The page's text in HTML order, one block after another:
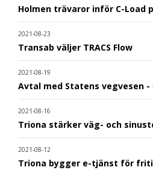
Holmen trävaror inför C-Load
2021-08-23
Transab väljer TRACS Flow
2021-08-19
Avtal med Statens vegvesen -
2021-08-16
Triona stärker väg- och
2021-08-12
Triona bygger e-tjänst för